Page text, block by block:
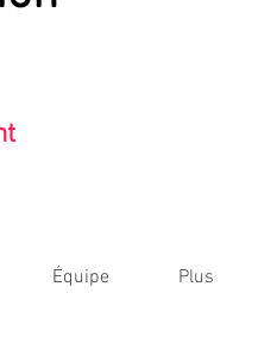
Équipe Plus